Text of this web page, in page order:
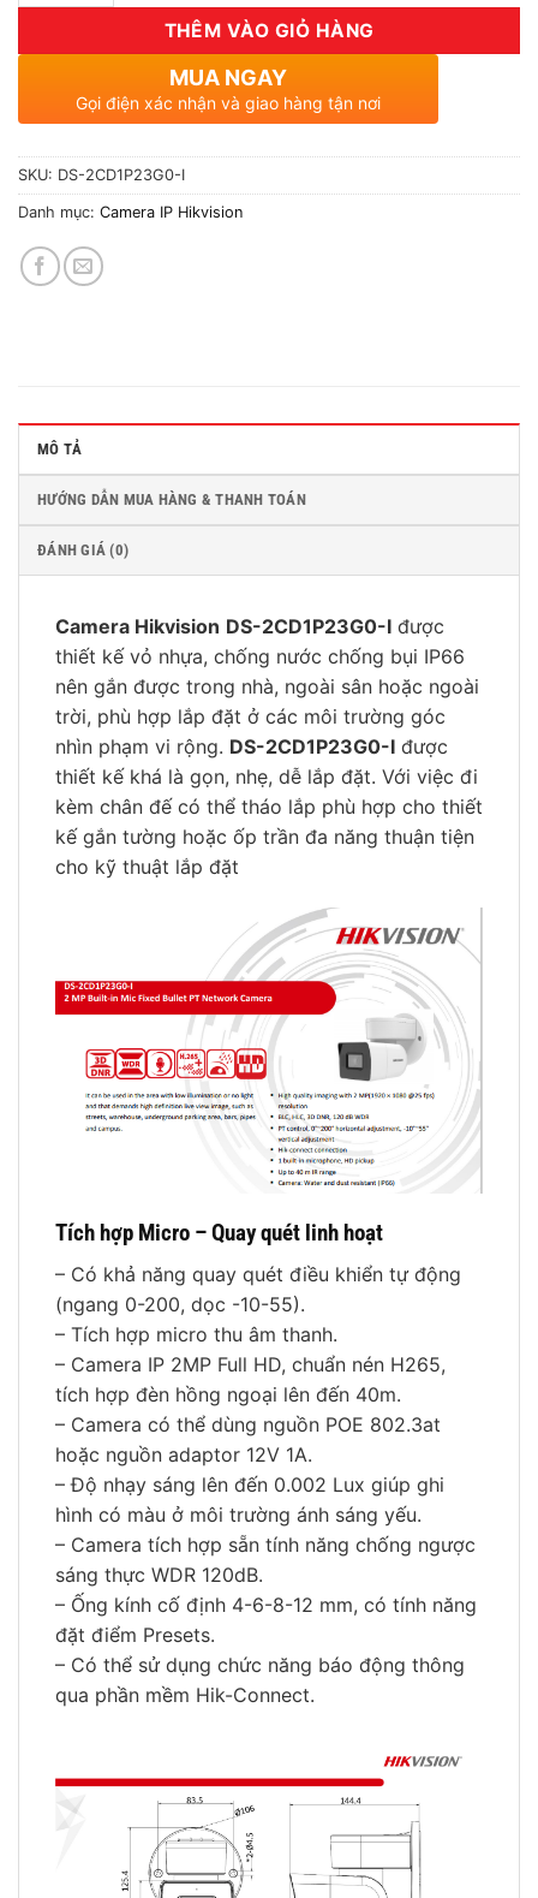
THÊM VÀO GIỎ HÀNG
MUA NGAY
Gọi điện xác nhận và giao hàng tận nơi
SKU: DS-2CD1P23G0-I
Danh mục: Camera IP Hikvision
MÔ TẢ
HƯỚNG DẪN MUA HÀNG & THANH TOÁN
ĐÁNH GIÁ (0)
Camera Hikvision DS-2CD1P23G0-I được
thiết kế vỏ nhựa, chống nước chống bụi IP66
nên gắn được trong nhà, ngoài sân hoặc ngoài
trời, phù hợp lắp đặt ở các môi trường góc
nhìn phạm vi rộng. DS-2CD1P23G0-I được
thiết kế khá là gọn, nhẹ, dễ lắp đặt. Với việc đi
kèm chân đế có thể tháo lắp phù hợp cho thiết
kế gắn tường hoặc ốp trần đa năng thuận tiện
cho kỹ thuật lắp đặt
Tích hợp Micro – Quay quét linh hoạt
– Có khả năng quay quét điều khiển tự động
(ngang 0-200, dọc -10-55).
– Tích hợp micro thu âm thanh.
– Camera IP 2MP Full HD, chuẩn nén H265,
tích hợp đèn hồng ngoại lên đến 40m.
– Camera có thể dùng nguồn POE 802.3at
hoặc nguồn adaptor 12V 1A.
– Độ nhạy sáng lên đến 0.002 Lux giúp ghi
hình có màu ở môi trường ánh sáng yếu.
– Camera tích hợp sẵn tính năng chống ngược
sáng thực WDR 120dB.
– Ống kính cố định 4-6-8-12 mm, có tính năng
đặt điểm Presets.
– Có thể sử dụng chức năng báo động thông
qua phần mềm Hik-Connect.